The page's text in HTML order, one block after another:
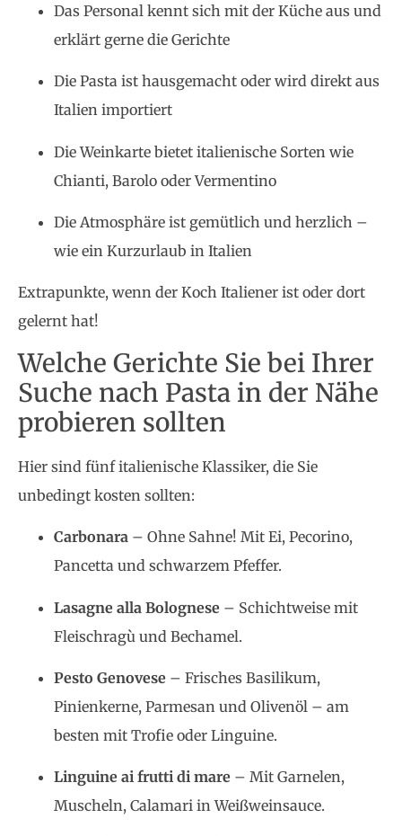
Das Personal kennt sich mit der Küche aus und
erklärt gerne die Gerichte
Die Pasta ist hausgemacht oder wird direkt aus
Italien importiert
Die Weinkarte bietet italienische Sorten wie
Chianti, Barolo oder Vermentino
Die Atmosphäre ist gemütlich und herzlich –
wie ein Kurzurlaub in Italien
Extrapunkte, wenn der Koch Italiener ist oder dort
gelernt hat!
Welche Gerichte Sie bei Ihrer
Suche nach Pasta in der Nähe
probieren sollten
Hier sind fünf italienische Klassiker, die Sie
unbedingt kosten sollten:
Carbonara – Ohne Sahne! Mit Ei, Pecorino,
Pancetta und schwarzem Pfeffer.
Lasagne alla Bolognese – Schichtweise mit
Fleischragù und Bechamel.
Pesto Genovese – Frisches Basilikum,
Pinienkerne, Parmesan und Olivenöl – am
besten mit Trofie oder Linguine.
Linguine ai frutti di mare – Mit Garnelen,
Muscheln, Calamari in Weißweinsauce.